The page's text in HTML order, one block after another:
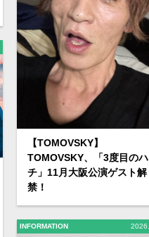
【TOMOVSKY】
TOMOVSKY、「3度目の
チ」11月大阪公演ゲスト解
禁！
INFORMATION